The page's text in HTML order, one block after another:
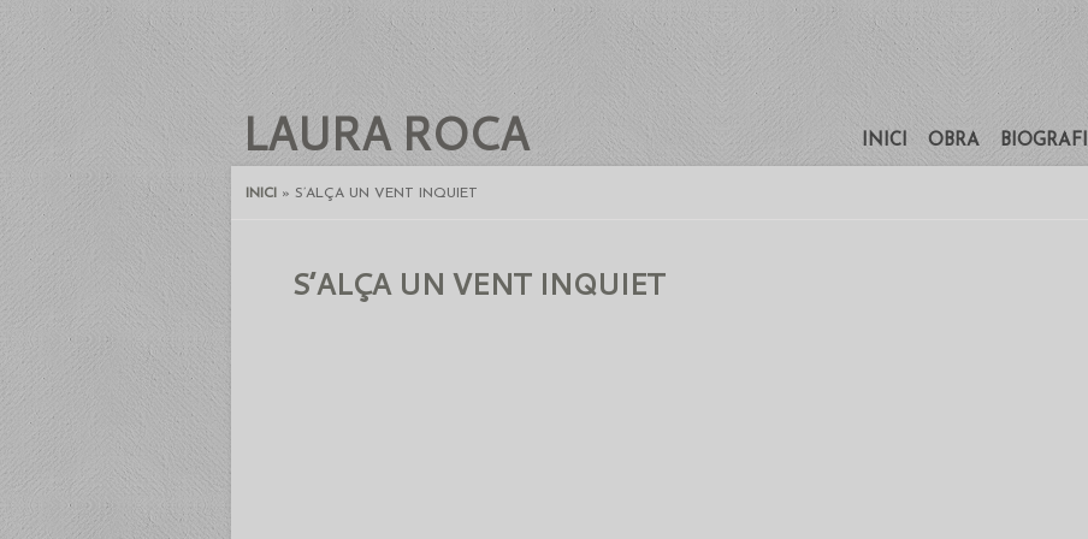
LAURA ROCA INICI OBRA
INICI » S’ALÇA UN VENT INQUIET
S’ALÇA UN VENT INQUIET